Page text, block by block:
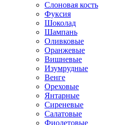
Слоновая кость
Фуксия
Шоколад
Шампань
Оливковые
Оранжевые
Вишневые
Изумрудные
Венге
Ореховые
Янтарные
Сиреневые
Салатовые
Фиолетовые